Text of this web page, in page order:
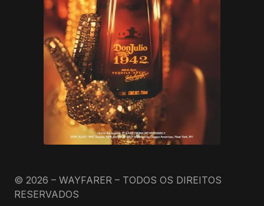
© 2026 – WAYFARER – TODOS OS DIREITOS
RESERVADOS